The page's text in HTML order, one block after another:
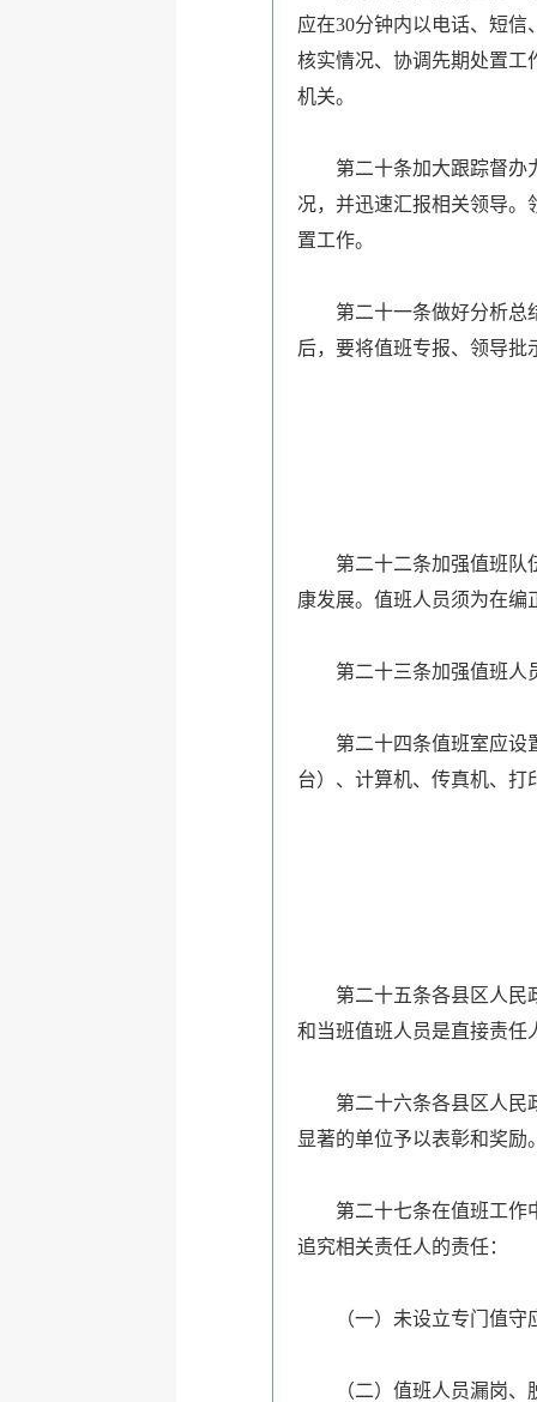
应在30分钟内以电话、短信
核实情况、协调先期处置工
机关。
第二十条加大跟踪督办力
况，并迅速汇报相关领导。
置工作。
第二十一条做好分析总结
后，要将值班专报、领导批
第二十二条加强值班队伍
康发展。值班人员须为在编
第二十三条加强值班人员
第二十四条值班室应设置
台）、计算机、传真机、打
第二十五条各县区人民政
和当班值班人员是直接责任
第二十六条各县区人民政
显著的单位予以表彰和奖励
第二十七条在值班工作中
追究相关责任人的责任：
（一）未设立专门值守
（二）值班人员漏岗、